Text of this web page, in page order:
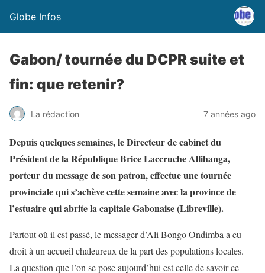
Globe Infos
Gabon/ tournée du DCPR suite et
fin: que retenir?
La rédaction 7 années ago
Depuis quelques semaines, le Directeur de cabinet du
Président de la République Brice Laccruche Allihanga,
porteur du message de son patron, effectue une tournée
provinciale qui s’achève cette semaine avec la province de
l’estuaire qui abrite la capitale Gabonaise (Libreville).
Partout où il est passé, le messager d’Ali Bongo Ondimba a eu
droit à un accueil chaleureux de la part des populations locales.
La question que l’on se pose aujourd’hui est celle de savoir ce